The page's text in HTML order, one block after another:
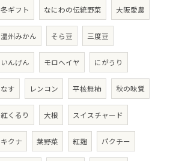
冬ギフト なにわの伝統野菜 大阪愛農
温州みかん そら豆 三度豆
いんげん モロヘイヤ にがうり
なす レンコン 平核無柿 秋の味覚
紅くるり 大根 スイスチャード
キクナ 葉野菜 紅麹 パクチー